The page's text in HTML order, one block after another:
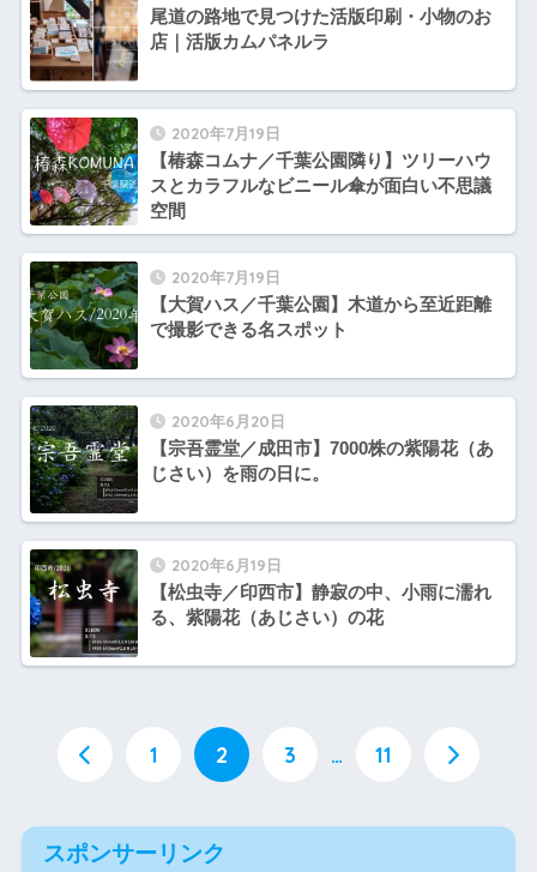
尾道の路地で見つけた活版印刷・小物のお
店｜活版カムパネルラ
2020年7月19日
【椿森コムナ／千葉公園隣り】ツリーハウ
スとカラフルなビニール傘が面白い不思議
空間
2020年7月19日
【大賀ハス／千葉公園】木道から至近距離
で撮影できる名スポット
2020年6月20日
【宗吾霊堂／成田市】7000株の紫陽花（あ
じさい）を雨の日に。
2020年6月19日
【松虫寺／印西市】静寂の中、小雨に濡れ
る、紫陽花（あじさい）の花
1 2 3 … 11
スポンサーリンク